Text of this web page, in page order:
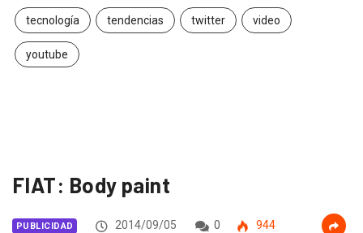
tecnología tendencias twitter video
youtube
FIAT: Body paint
PUBLICIDAD 2014/09/05 0 944